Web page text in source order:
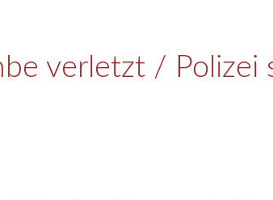
verletzt / Polizei